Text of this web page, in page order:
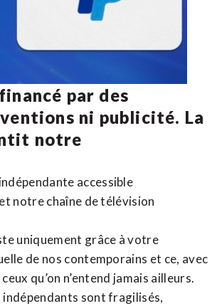
par des
ni publicité. La
notre
accessible
et notrechaîne de télévision
uniquement grâce à votre
de nos contemporains et ce, avec
qu’on n’entend jamais ailleurs.
indépendants sont fragilisés,